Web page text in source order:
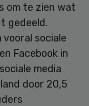
om te zien wat
gedeeld.
sociale
Facebook in
media
door 20,5